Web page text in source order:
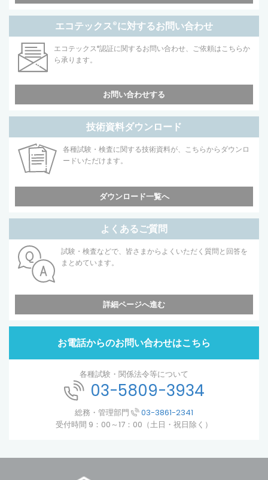
エコテックス®に対するお問い合わせ
エコテックス®認証に関するお問い合わせ、ご依頼はこちらか
ら承ります。
お問い合わせする
技術資料ダウンロード
各種試験・検査に関する技術資料が、こちらからダウンロ
ードいただけます。
ダウンロード一覧へ
よくあるご質問
試験・検査などで、皆さまからよくいただく質問と回答を
まとめています。
詳細ページへ進む
お電話からのお問い合わせはこちら
各種試験・関係法令等について
03-5809-3934
総務・管理部門
03-3861-2341
受付時間 9：00～17：00（土日・祝日除く）